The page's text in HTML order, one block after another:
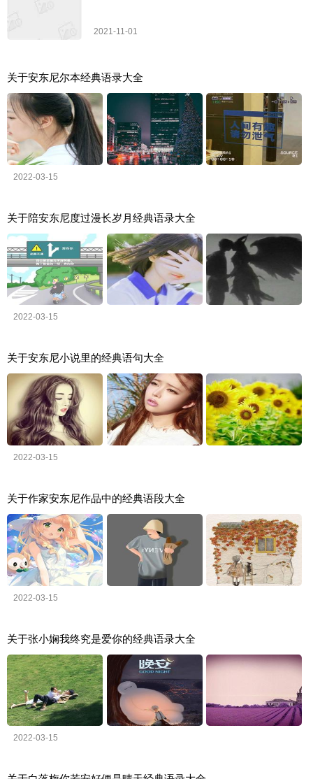
2021-11-01
关于安东尼尔本经典语录大全
2022-03-15
关于陪安东尼度过漫长岁月经典语录大全
2022-03-15
关于安东尼小说里的经典语句大全
2022-03-15
关于作家安东尼作品中的经典语段大全
2022-03-15
关于张小娴我终究是爱你的经典语录大全
2022-03-15